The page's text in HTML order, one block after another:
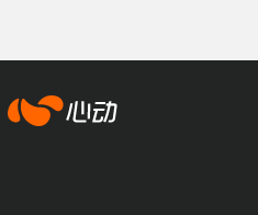
心动网络